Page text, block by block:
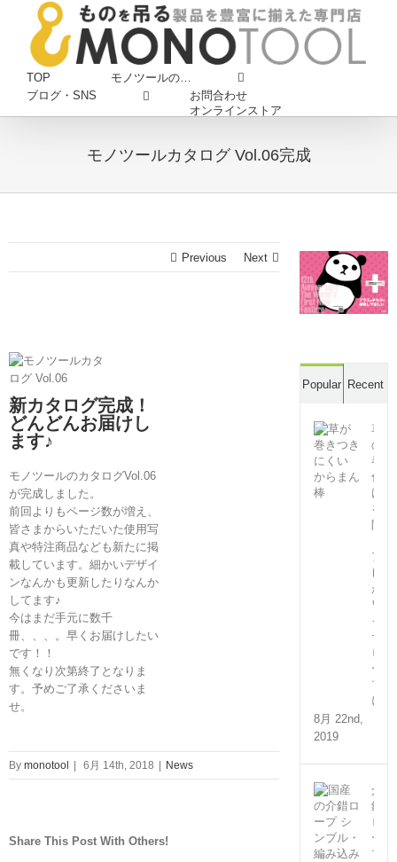
content
TOP
モノツールの…
ブログ・SNS
お問合わせ
オンラインストア
モノツールカタログ Vol.06完成
Previous Next
新カタログ完成！
どんどんお届けし
ます♪
モノツールのカタログVol.06
が完成しました。
前回よりもページ数が増え、
皆さまからいただいた使用写
真や特注商品なども新たに掲
載しています。細かいデザイ
ンなんかも更新したりなんか
してます♪
今はまだ手元に数千
冊、、、。早くお届けしたい
です！！
無くなり次第終了となりま
す。予めご了承くださいま
せ。
By monotool 6月 14th, 2018 News
Share This Post With Others!
Popular Recent
草
の
巻
付
け
を
防
ア
レ
が
ワ
イ
ヤ
ロ
ー
プ
に！
8月 22nd,
2019
介
錯
ロ
ー
プ